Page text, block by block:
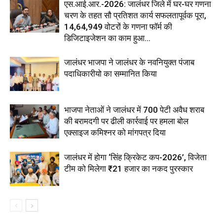
एस.आई.आर.-2026: जालंधर जिले में घर-घर गणना
चरण के तहत सौ प्रतिशत कार्य सफलतापूर्वक पूरा,
14,64,949 वोटरों के गणना फॉर्म की
डिजिटाइजेशन का काम हुआ...
जालंधर भाजपा ने जालंधर के नवनियुक्त पंजाब
पदाधिकारीयो का सम्मानित किया
भाजपा नेताओं ने जालंधर में 700 पेटी अवैध शराब
की बरामदगी पर ढीली कार्रवाई पर हमला बोल
एक्साइज कमिश्नर को मांगपत्र दिया
जालंधर में होगा ‘सिंह क्रिकेट कप-2026’, विजेता
टीम को मिलेगा ₹21 हजार का नकद पुरस्कार